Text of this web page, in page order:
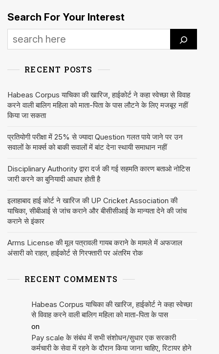
Search For Your Interest
RECENT POSTS
Habeas Corpus याचिका की खारिज, हाईकोर्ट ने कहा स्वेच्छा से विवाह
करने वाली बालिग महिला को माता-पिता के पास लौटने के लिए मजबूर नहीं
किया जा सकता
प्रतियोगी परीक्षा में 25% से ज्यादा Question गलत पाये जाने पर उन
सवालों के मार्क्स को बाकी सवालों में बांट देना स्थायी समाधान नहीं
Disciplinary Authority द्वारा दर्ज की गई सहमति कारण बताओ नोटिस
जारी करने का बुनियादी आधार होती है
इलाहाबाद हाई कोर्ट ने खारिज की UP Cricket Association की
याचिका, सीबीआई से जांच कराने और बीसीसीआई के मान्यता देने की जांच
कराने से इंकार
Arms License की मूल पत्रावली गायब कराने के मामले में अफजाल
अंसारी को राहत, हाईकोर्ट से गिरफ्तारी पर अंतरिम रोक
RECENT COMMENTS
Habeas Corpus याचिका की खारिज, हाईकोर्ट ने कहा स्वेच्छा
से विवाह करने वाली बालिग महिला को माता-पिता के पास
on
Pay scale के संबंध में सभी संशोधन/सुधार एक सरकारी
कर्मचारी के सेवा में रहने के दौरान किया जाना चाहिए, रिटायर होने